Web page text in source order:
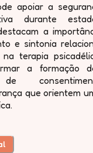
apoiar a
durante
a
e sintonia
terapia
a formação
que orientem